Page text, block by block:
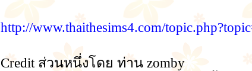
http://www.thaithesims4.com/
Credit ส่วนหนึ่งโดย ท่าน zomby